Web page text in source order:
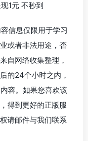
1元 不秒到
信息仅限用于学习
或者非法用途，否
自网络收集整理，
的24个小时之内，
容。如果您喜欢该
得到更好的正版服
请邮件与我们联系